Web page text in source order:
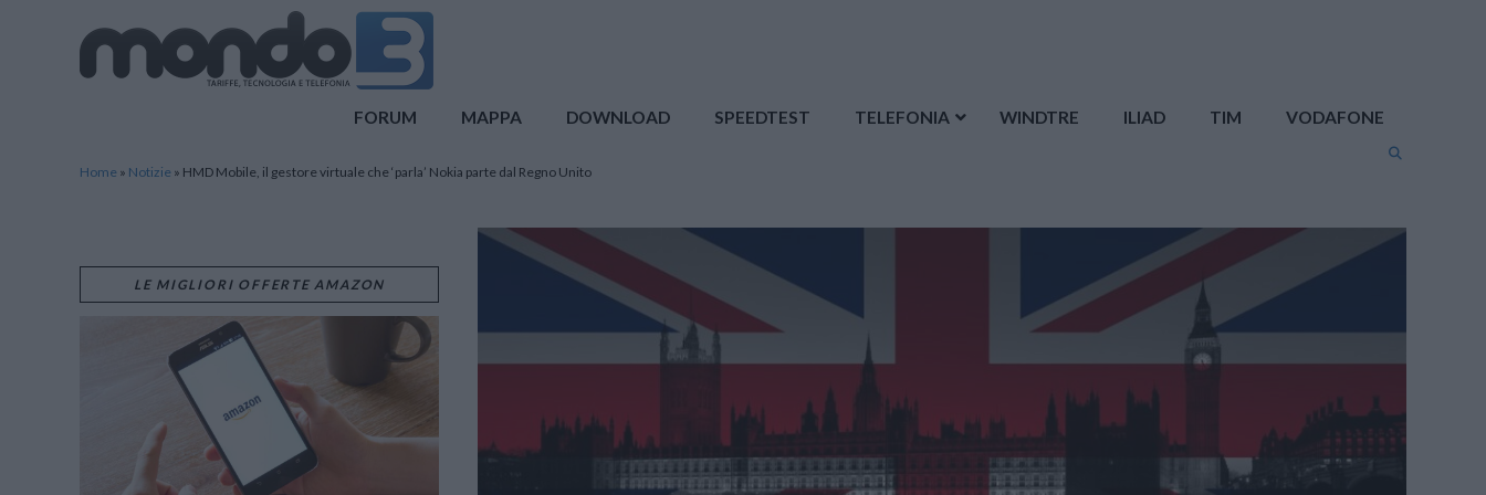
FORUM MAPPA DOWNLOAD SPEEDTEST TELEFONIA WINDTRE ILIAD TIM VODAFONE
Home » Notizie » HMD Mobile, il gestore virtuale che ‘parla’ Nokia parte dal Regno Unito
LE MIGLIORI OFFERTE AMAZON